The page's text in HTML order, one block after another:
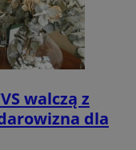
walczą z
dla